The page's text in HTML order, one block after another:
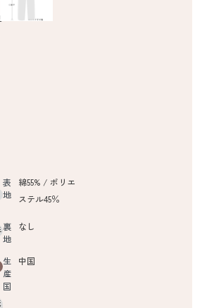
表
地
綿55% / ポリエ
ステル45％
裏
地
なし
生
産
国
中国